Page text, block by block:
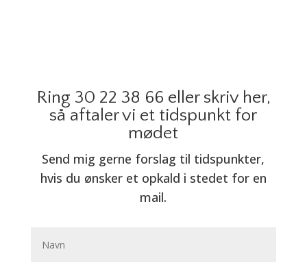
Ring 30 22 38 66 eller skriv her,
så aftaler vi et tidspunkt for
mødet
Send mig gerne forslag til tidspunkter,
hvis du ønsker et opkald i stedet for en
mail.